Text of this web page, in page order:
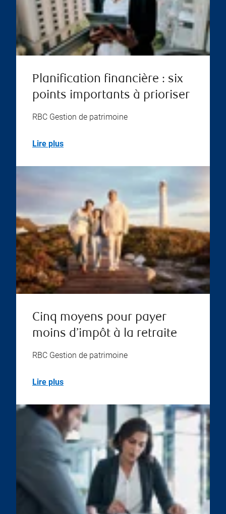
Planification financière : six
points importants à prioriser
RBC Gestion de patrimoine
Lire plus
Cinq moyens pour payer
moins d’impôt à la retraite
RBC Gestion de patrimoine
Lire plus